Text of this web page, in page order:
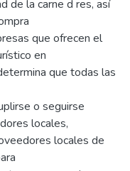
de la carne d res, así
que ofrecen el
en
que todas las
o seguirse
locales,
locales de